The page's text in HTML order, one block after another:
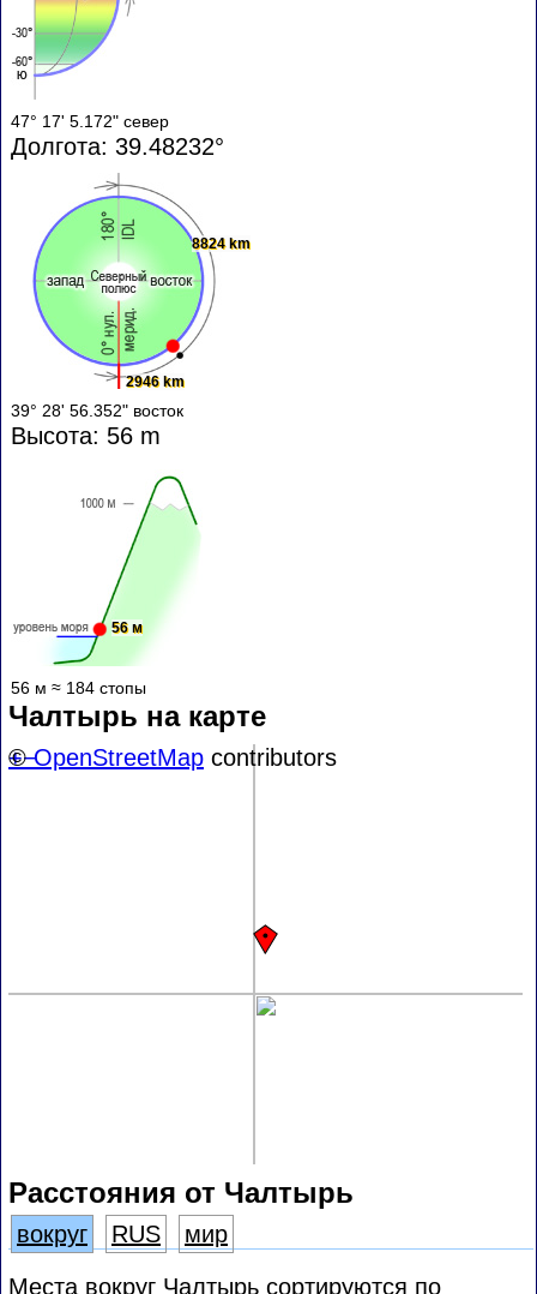
47° 17' 5.172" север
Долгота: 39.48232°
2946 km
8824 km
39° 28' 56.352" восток
Высота: 56 m
56 м
56 м ≈ 184 стопы
Чалтырь на карте
+−
©OpenStreetMap contributors
Расстояния от Чалтырь
вокруг RUS
мир
Места вокруг Чалтырь сортируются по